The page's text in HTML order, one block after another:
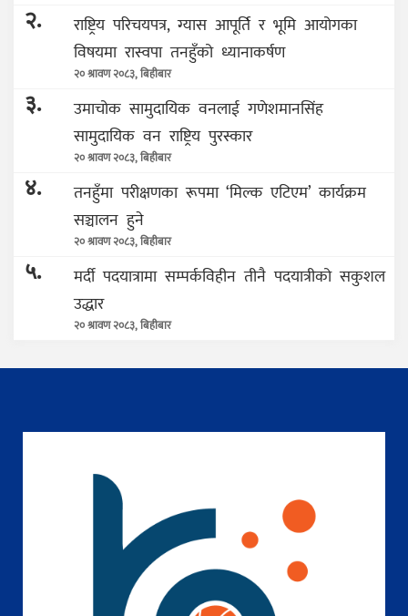
२.
राष्ट्रिय परिचयपत्र, ग्यास आपूर्ति र भूमि आयोगका
विषयमा रास्वपा तनहुँको ध्यानाकर्षण
२० श्रावण २०८३, बिहीबार
३.
उमाचोक सामुदायिक वनलाई गणेशमानसिंह
सामुदायिक वन राष्ट्रिय पुरस्कार
२० श्रावण २०८३, बिहीबार
४.
तनहुँमा परीक्षणका रूपमा ‘मिल्क एटिएम’ कार्यक्रम
सञ्चालन हुने
२० श्रावण २०८३, बिहीबार
५.
मर्दी पदयात्रामा सम्पर्कविहीन तीनै पदयात्रीको सकुशल
उद्धार
२० श्रावण २०८३, बिहीबार